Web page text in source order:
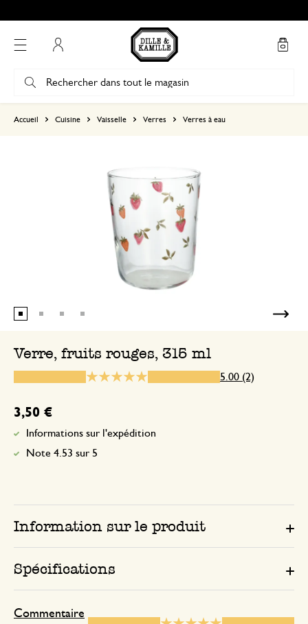
Accueil Cuisine Vaisselle Verres Verres à eau
Verre, fruits rouges, 315 ml
5.00 (2)
3,50 €
Informations sur l'expédition
Note 4.53 sur 5
Information sur le produit
Spécifications
Commentaire
1
30 juin 2026